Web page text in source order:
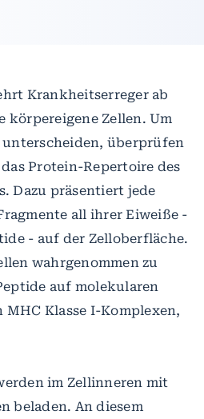
Krankheitserreger ab
körpereigene Zellen. Um
überprüfen
Protein-Repertoire des
Dazu präsentiert jede
all ihrer Eiweiße -
- auf der Zelloberfläche.
wahrgenommen zu
auf molekularen
Klasse I-Komplexen,
im Zellinneren mit
beladen. An diesem